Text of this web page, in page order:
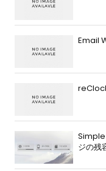
Email
Simple
ジの残